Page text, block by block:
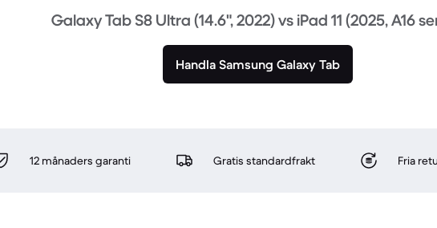
Galaxy Tab S8 Ultra (14.6", 2022) vs iPad 11 (2025, A16
Handla Samsung Galaxy Tab
12 månaders garanti Gratis standardfrakt Fria